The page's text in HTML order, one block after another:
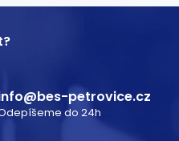
@bes-petrovice.cz
do 24h